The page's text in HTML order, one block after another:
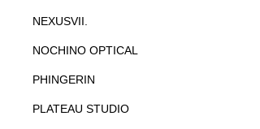
NEXUSVII.
NOCHINO OPTICAL
PHINGERIN
PLATEAU STUDIO